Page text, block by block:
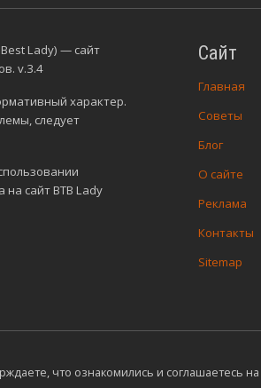
Lady) — сайт
v.3.4
характер.
следует
сайт BTB Lady
Сайт
Главная
Советы
Блог
О сайте
Реклама
Контакты
Sitemap
что ознакомились и соглашаетесь